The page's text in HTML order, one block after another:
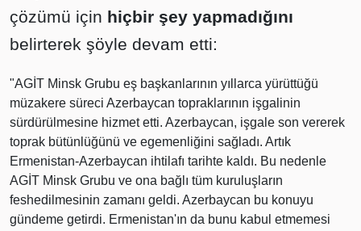
çözümü için hiçbir şey yapmadığını
belirterek şöyle devam etti:
"AGİT Minsk Grubu eş başkanlarının yıllarca yürüttüğü
müzakere süreci Azerbaycan topraklarının işgalinin
sürdürülmesine hizmet etti. Azerbaycan, işgale son vererek
toprak bütünlüğünü ve egemenliğini sağladı. Artık
Ermenistan-Azerbaycan ihtilafı tarihte kaldı. Bu nedenle
AGİT Minsk Grubu ve ona bağlı tüm kuruluşların
feshedilmesinin zamanı geldi. Azerbaycan bu konuyu
gündeme getirdi. Ermenistan'ın da bunu kabul etmemesi